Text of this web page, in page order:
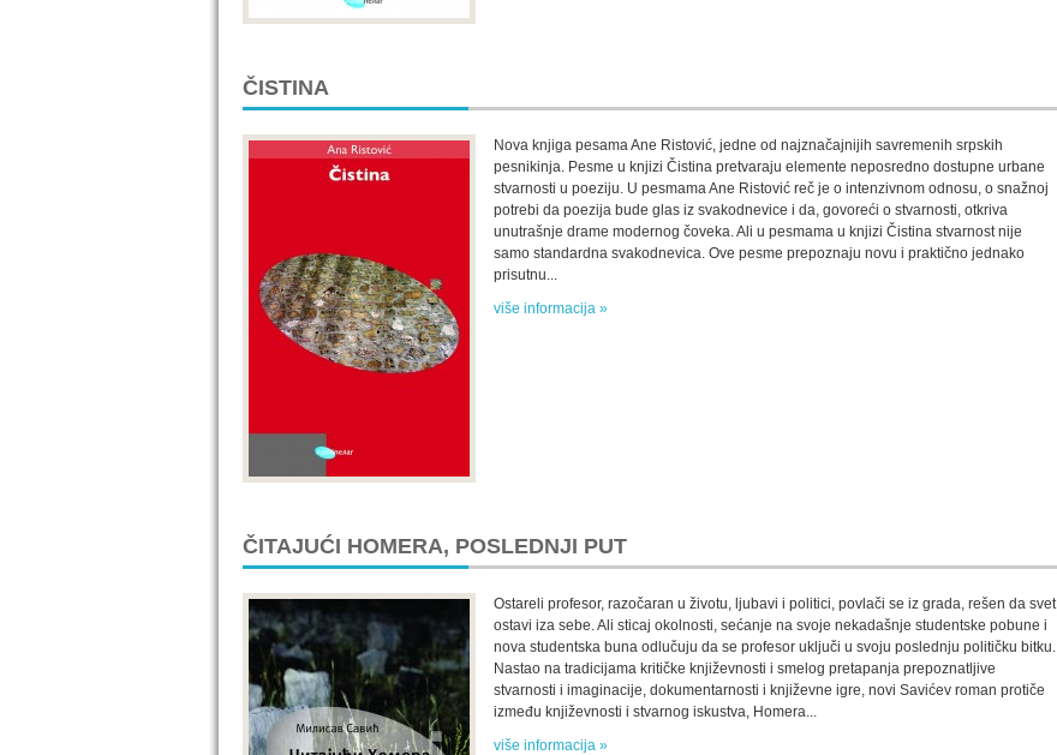
ČISTINA
Nova knjiga pesama Ane Ristović, jedne od najznačajnijih savremenih srpskih
pesnikinja. Pesme u knjizi Čistina pretvaraju elemente neposredno dostupne urbane
stvarnosti u poeziju. U pesmama Ane Ristović reč je o intenzivnom odnosu, o snažnoj
potrebi da poezija bude glas iz svakodnevice i da, govoreći o stvarnosti, otkriva
unutrašnje drame modernog čoveka. Ali u pesmama u knjizi Čistina stvarnost nije
samo standardna svakodnevica. Ove pesme prepoznaju novu i praktično jednako
prisutnu...
više informacija »
ČITAJUĆI HOMERA, POSLEDNJI PUT
Ostareli profesor, razočaran u životu, ljubavi i politici, povlači se iz grada, rešen da svet
ostavi iza sebe. Ali sticaj okolnosti, sećanje na svoje nekadašnje studentske pobune i
nova studentska buna odlučuju da se profesor uključi u svoju poslednju političku bitku.
Nastao na tradicijama kritičke književnosti i smelog pretapanja prepoznatljive
stvarnosti i imaginacije, dokumentarnosti i književne igre, novi Savićev roman protiče
između književnosti i stvarnog iskustva, Homera...
više informacija »